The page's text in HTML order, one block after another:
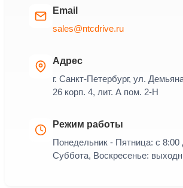
Email
sales@ntcdrive.ru
Адрес
г. Санкт-Петербург, ул.
26 корп. 4, лит. А пом. 2-Н
Режим работы
Понедельник - Пятница: с 8:00
Суббота, Воскресенье: